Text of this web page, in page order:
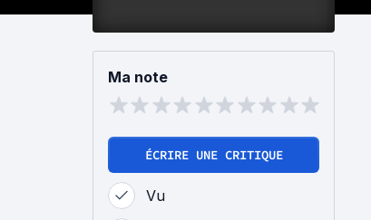
Ma note
ÉCRIRE UNE CRITIQUE
Vu